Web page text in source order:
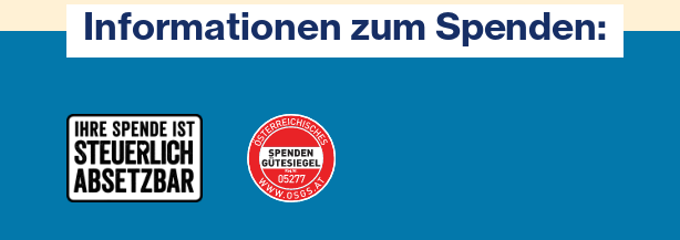
Informationen zum Spenden: